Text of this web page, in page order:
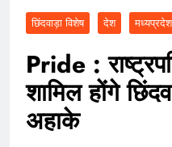
छिंदवाड़ा विशेष देश मध्यप्रदेश
Pride :
शामिल होंगे
अहाके